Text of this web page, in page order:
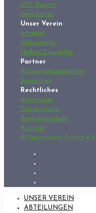
SVE Report
Newsletter
Unser Verein
Intranet
Dokumente
Hallen-/Lageplan
Partner
Kooperationspartner
Sponsoren
Rechtliches
Impressum
Datenschutz
Bankverbindung
Kontakt
© Sportverein Esting e.V.
UNSER VEREIN
ABTEILUNGEN